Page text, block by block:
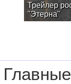
Трейлер
"Этерна"